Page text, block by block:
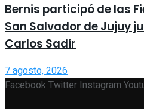
Bernis participó de las
San Salvador de Jujuy
Carlos Sadir
7 agosto, 2026
FacebookTwitterInstagram